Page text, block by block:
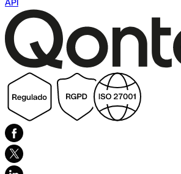
API